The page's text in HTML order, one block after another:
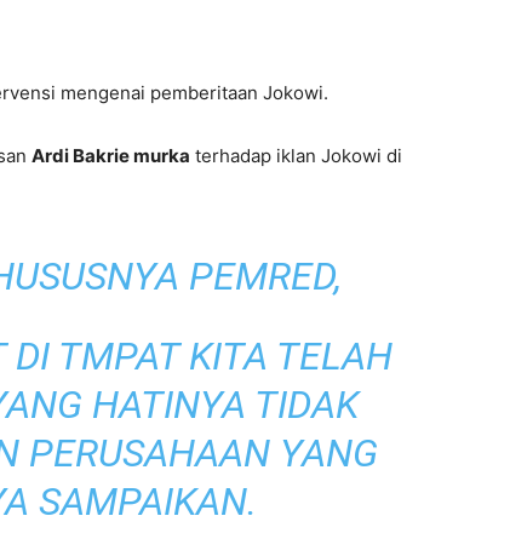
mengenai pemberitaan Jokowi.
Ardi Bakrie murka terhadap iklan Jokowi di
PEMRED,
DI TMPAT KITA TELAH
HATINYA TIDAK
PERUSAHAAN YANG
SAMPAIKAN.